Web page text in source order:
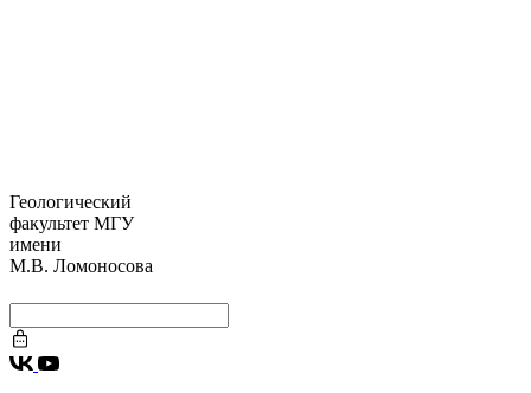
Геологический
факультет МГУ
имени
М.В. Ломоносова